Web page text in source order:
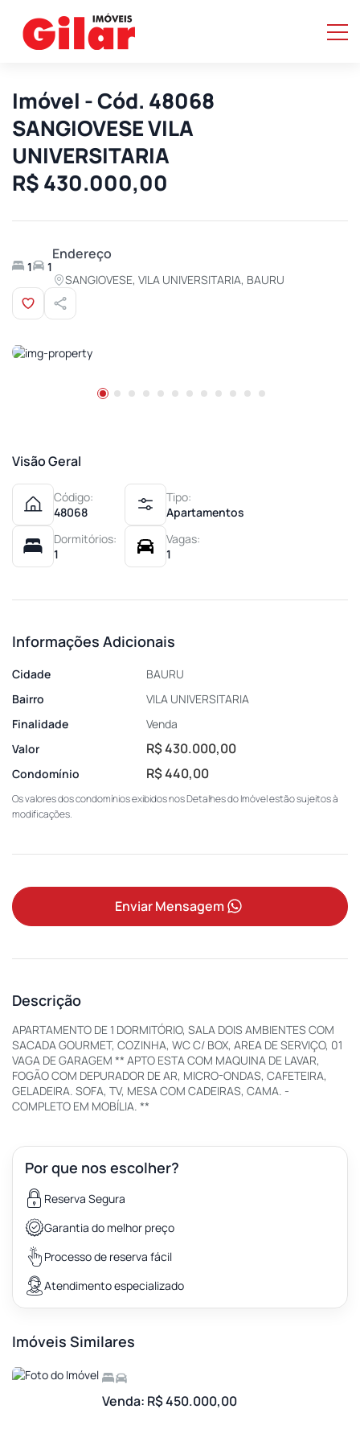
Imóvel - Cód. 48068
SANGIOVESE VILA
UNIVERSITARIA
R$ 430.000,00
1 1
Endereço
SANGIOVESE, VILA UNIVERSITARIA, BAURU
Visão Geral
Código:
48068
Tipo:
Apartamentos
Dormitórios:
1
Vagas:
1
Informações Adicionais
Cidade
BAURU
Bairro
VILA UNIVERSITARIA
Finalidade
Venda
Valor
R$ 430.000,00
Condomínio R$ 440,00
Os valores dos condomínios exibidos nos Detalhes do Imóvel estão sujeitos à
modificações.
Enviar Mensagem
Descrição
APARTAMENTO DE 1 DORMITÓRIO, SALA DOIS AMBIENTES COM
SACADA GOURMET, COZINHA, WC C/ BOX, AREA DE SERVIÇO, 01
VAGA DE GARAGEM ** APTO ESTA COM MAQUINA DE LAVAR,
FOGÃO COM DEPURADOR DE AR, MICRO-ONDAS, CAFETEIRA,
GELADEIRA. SOFA, TV, MESA COM CADEIRAS, CAMA. -
COMPLETO EM MOBÍLIA. **
Por que nos escolher?
Reserva Segura
Garantia do melhor preço
Processo de reserva fácil
Atendimento especializado
Imóveis Similares
Venda: R$ 450.000,00